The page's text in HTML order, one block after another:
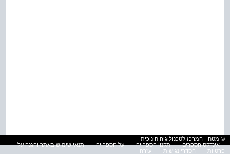
© מטח - המרכז לטכנולוגיה חינוכית
אינדקס הספרים
תקנון הספרייה על הספרייה
תנאי שימוש באתר והגנה על
פרטיות
הסדרי נגישות עזרה